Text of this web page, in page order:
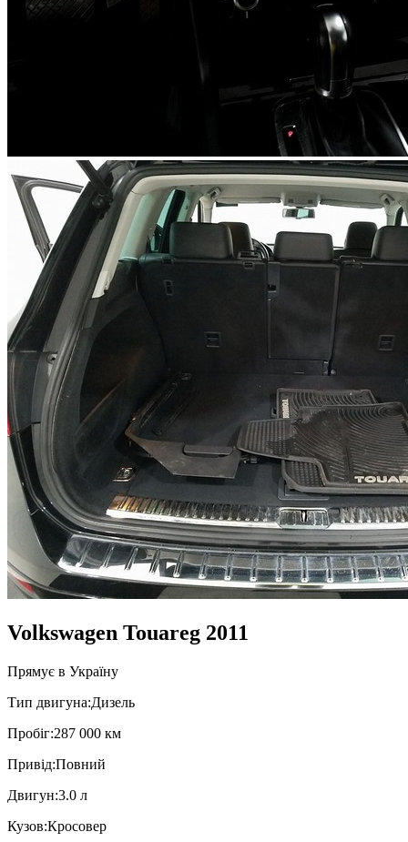
Volkswagen Touareg 2011
Прямує в Україну
Тип двигуна:Дизель
Пробiг:287 000 км
Привiд:Повний
Двигун:3.0 л
Кузов:Кросовер